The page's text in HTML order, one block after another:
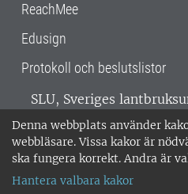
Denna webbplats använder
webbläsare. Vissa kakor är
ska fungera korrekt. Andra är
Hantera valbara kakor
ReachMee
Edusign
Protokoll och beslutslistor
SLU, Sveriges
verksamhet över hela
Alnarp, Uppsala och
miljöcertifierat enligt ISO
018-67 10 00 • Org nr: